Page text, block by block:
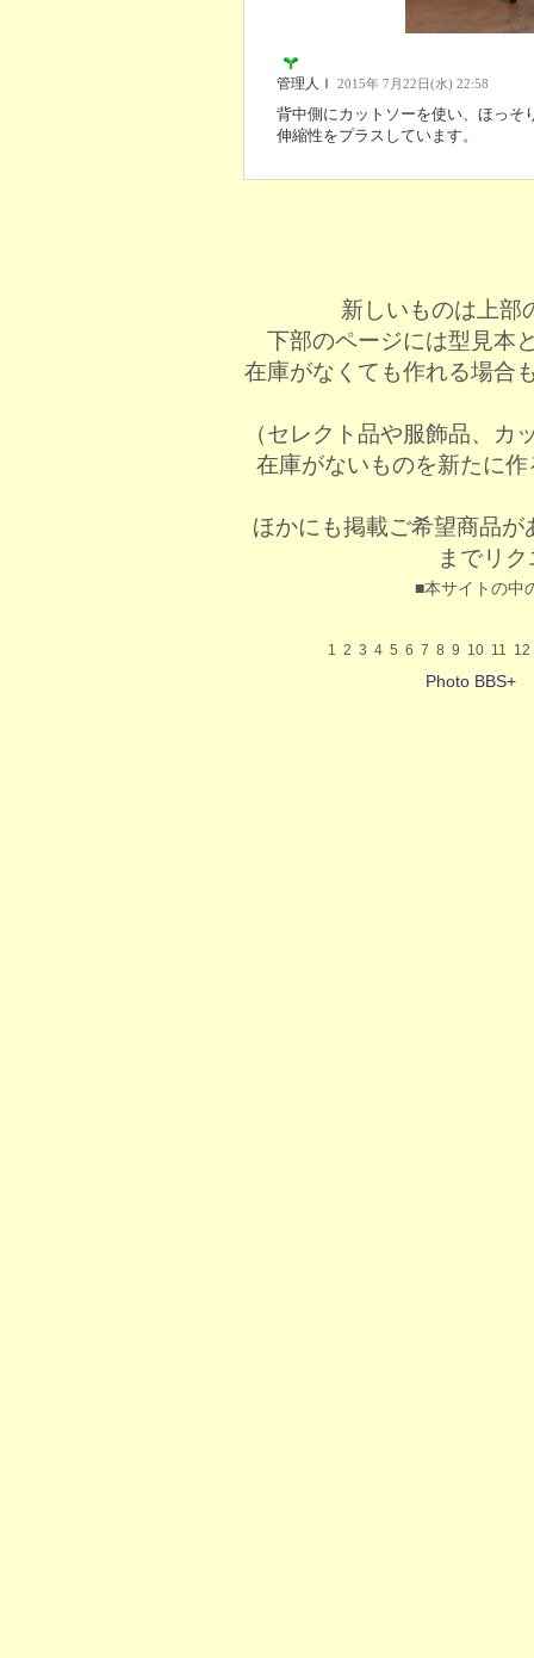
管理人Ｉ 2015年 7月22日(水) 22:58
背中側にカットソーを使い、ほっそ
伸縮性をプラスしています。
新しいものは上部
下部のページには型見本
在庫がなくても作れる場合
（セレクト品や服飾品、
在庫がないものを新たに
ほかにも掲載ご希望商品が
までリ
■本サイトの中
1 2 3 4 5 6 7 8 9 10 11 12
Photo BBS+